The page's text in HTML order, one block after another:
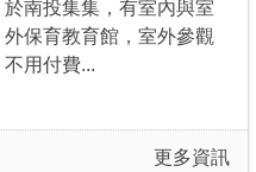
於南投集集，有室內與室
外保育教育館，室外參觀
不用付費...
更多資訊